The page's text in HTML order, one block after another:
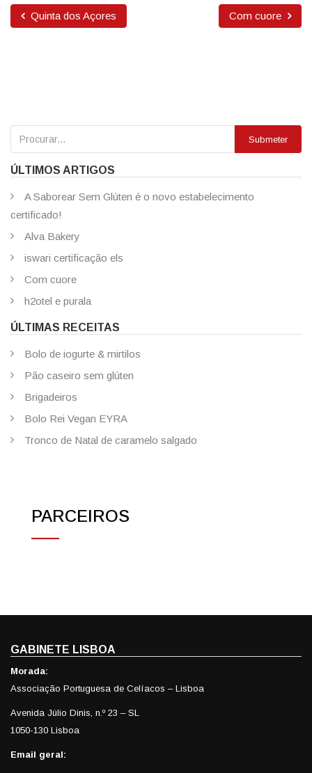
Quinta dos Açores Com cuore
Submeter
ÚLTIMOS ARTIGOS
A Saborear Sem Glúten é o novo estabelecimento
certificado!
Alva Bakery
iswari certificação els
Com cuore
h2otel e purala
ÚLTIMAS RECEITAS
Bolo de iogurte & mirtilos
Pão caseiro sem glúten
Brigadeiros
Bolo Rei Vegan EYRA
Tronco de Natal de caramelo salgado
PARCEIROS
GABINETE LISBOA
Morada:
Associação Portuguesa de Celíacos – Lisboa
Avenida Júlio Dinis, n.º 23 – SL
1050-130 Lisboa
Email geral: